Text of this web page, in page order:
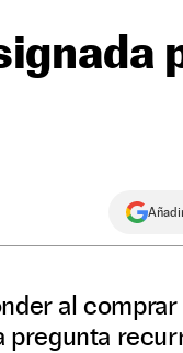
al
pregunta